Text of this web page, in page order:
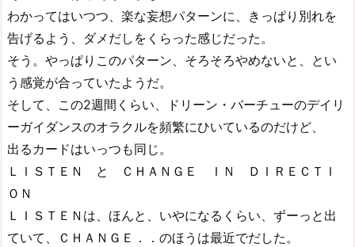
わかってはいつつ、楽な妄想パターンに、きっぱり別れを
告げるよう、ダメだしをくらった感じだった。
そう。やっぱりこのパターン、そろそろやめないと、とい
う感覚が合っていたようだ。
そして、この2週間くらい、ドリーン・バーチューのデイリ
ーガイダンスのオラクルを頻繁にひいているのだけど、
出るカードはいっつも同じ。
ＬＩＳＴＥＮ と ＣＨＡＮＧＥ ＩＮ ＤＩＲＥＣＴＩ
ＯＮ
ＬＩＳＴＥＮは、ほんと、いやになるくらい、ずーっと出
ていて、ＣＨＡＮＧＥ．．のほうは最近でだした。